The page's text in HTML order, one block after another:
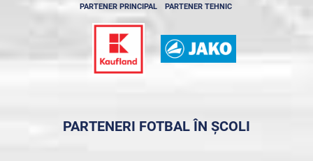
PARTENER PRINCIPAL PARTENER TEHNIC
PARTENERI FOTBAL ÎN ȘCOLI